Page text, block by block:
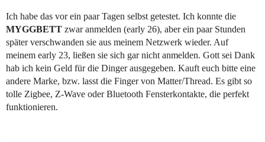
Ich habe das vor ein paar Tagen selbst getestet. Ich konnte die
MYGGBETT zwar anmelden (early 26), aber ein paar Stunden
später verschwanden sie aus meinem Netzwerk wieder. Auf
meinem early 23, ließen sie sich gar nicht anmelden. Gott sei Dank
hab ich kein Geld für die Dinger ausgegeben. Kauft euch bitte eine
andere Marke, bzw. lasst die Finger von Matter/Thread. Es gibt so
tolle Zigbee, Z-Wave oder Bluetooth Fensterkontakte, die perfekt
funktionieren.